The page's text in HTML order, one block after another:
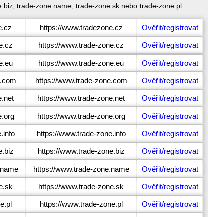
trade-zone.name, trade-zone.sk nebo trade-zone.pl.
https://www.tradezone.cz Ověřit/registrovat
https://www.trade-zone.cz Ověřit/registrovat
https://www.trade-zone.eu Ověřit/registrovat
https://www.trade-zone.com Ověřit/registrovat
https://www.trade-zone.net Ověřit/registrovat
https://www.trade-zone.org Ověřit/registrovat
https://www.trade-zone.info Ověřit/registrovat
https://www.trade-zone.biz Ověřit/registrovat
https://www.trade-zone.name Ověřit/registrovat
https://www.trade-zone.sk Ověřit/registrovat
https://www.trade-zone.pl Ověřit/registrovat